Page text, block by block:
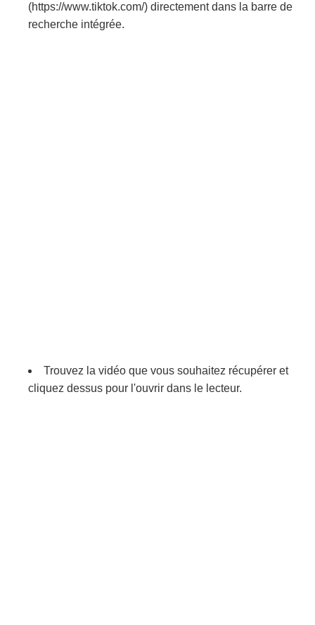
(https://www.tiktok.com/) directement dans la barre de
recherche intégrée.
Trouvez la vidéo que vous souhaitez récupérer et
cliquez dessus pour l'ouvrir dans le lecteur.